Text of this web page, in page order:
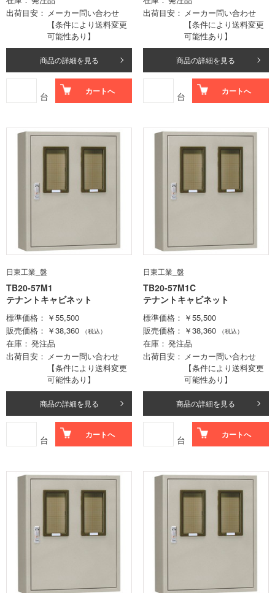
出荷目安
メーカー問い合わせ
【条件により送料変更
可能性あり】
商品の詳細を見る
台 カートへ
出荷目安
メーカー問い合わせ
【条件により送料変更
可能性あり】
商品の詳細を見る
台 カートへ
日東工業_盤
TB20-57M1
テナントキャビネット
標準価格
￥55,500
販売価格
￥38,360 （税込）
在庫
発注品
出荷目安
メーカー問い合わせ
【条件により送料変更
可能性あり】
商品の詳細を見る
台 カートへ
日東工業_盤
TB20-57M1C
テナントキャビネット
標準価格
￥55,500
販売価格
￥38,360 （税込）
在庫
発注品
出荷目安
メーカー問い合わせ
【条件により送料変更
可能性あり】
商品の詳細を見る
台 カートへ